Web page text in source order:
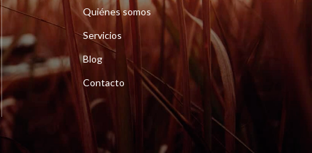
Quiénes somos
Servicios
Blog
Contacto